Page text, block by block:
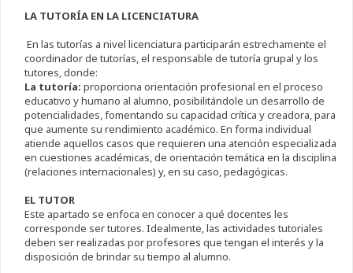
LA TUTORÍA EN LA LICENCIATURA
En las tutorías a nivel licenciatura participarán estrechamente el
coordinador de tutorías, el responsable de tutoría grupal y los
tutores, donde:
La tutoría: proporciona orientación profesional en el proceso
educativo y humano al alumno, posibilitándole un desarrollo de
potencialidades, fomentando su capacidad crítica y creadora, para
que aumente su rendimiento académico. En forma individual
atiende aquellos casos que requieren una atención especializada
en cuestiones académicas, de orientación temática en la disciplina
(relaciones internacionales) y, en su caso, pedagógicas.
EL TUTOR
Este apartado se enfoca en conocer a qué docentes les
corresponde ser tutores. Idealmente, las actividades tutoriales
deben ser realizadas por profesores que tengan el interés y la
disposición de brindar su tiempo al alumno.